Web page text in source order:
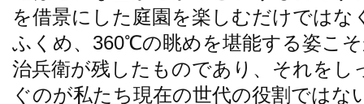
を借景にした庭園を楽しむだけではな
ふくめ、360℃の眺めを堪能する姿こ
治兵衛が残したものであり、それをし
ぐのが私たち現在の世代の役割ではな